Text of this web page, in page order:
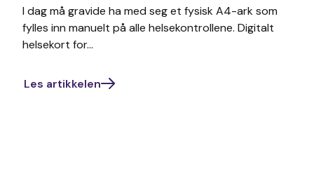
I dag må gravide ha med seg et fysisk A4-ark som
fylles inn manuelt på alle helsekontrollene. Digitalt
helsekort for...
Les artikkelen